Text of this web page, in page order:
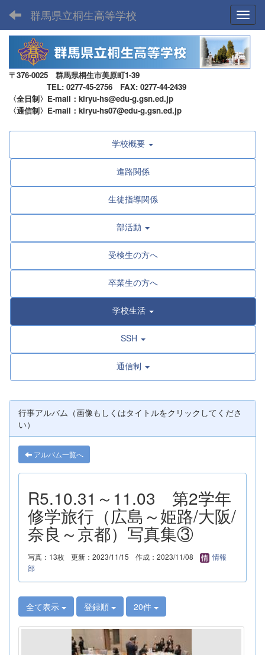
群馬県立桐生高等学校
〒376-0025 群馬県桐生市美原町1-39
TEL: 0277-45-2756 FAX: 0277-44-2439
〈全日制〉E-mail：kiryu-hs@edu-g.gsn.ed.jp
〈通信制〉E-mail：kiryu-hs07@edu-g.gsn.ed.jp
学校概要
進路関係
生徒指導関係
部活動
受検生の方へ
卒業生の方へ
学校生活
SSH
通信制
行事アルバム（画像もしくはタイトルをクリックしてくださ
い）
アルバム一覧へ
R5.10.31～11.03 第2学年
修学旅行（広島～姫路/大阪/
奈良～京都）写真集③
写真：13枚 更新：2023/11/15 作成：2023/11/08
情報
部
全て表示 登録順 20件